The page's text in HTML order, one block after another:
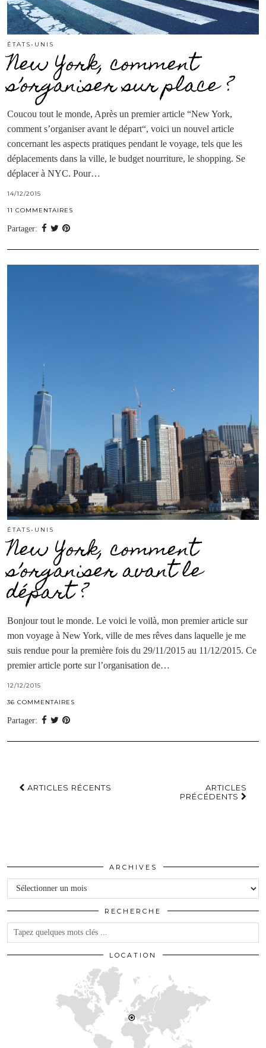
ÉTATS-UNIS
New York, comment
s’organiser sur place ?
Coucou tout le monde, Après un premier article “New York,
comment s’organiser avant le départ“, voici un nouvel article
concernant les aspects pratiques pendant le voyage, tels que les
déplacements dans la ville, le budget nourriture, le shopping. Se
déplacer à NYC. Pour…
14/12/2015
11 COMMENTAIRES
Partager:
ÉTATS-UNIS
New York, comment
s’organiser avant le
départ ?
Bonjour tout le monde. Le voici le voilà, mon premier article sur
mon voyage à New York, ville de mes rêves dans laquelle je me
suis rendue pour la première fois du 29/11/2015 au 11/12/2015. Ce
premier article porte sur l’organisation de…
12/12/2015
36 COMMENTAIRES
Partager:
ARTICLES RÉCENTS
ARTICLES
PRÉCÉDENTS
ARCHIVES
Archives
RECHERCHE
LOCATION